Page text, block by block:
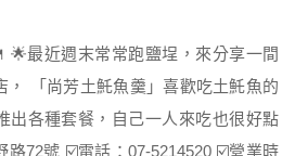
🌟最近週末常常跑鹽埕，來分享一間
， 「尚芳土魠魚羹」喜歡吃土魠魚的
出各種套餐，自己一人來吃也很好點
路72號 ☑️電話：07-5214520 ☑️營業時